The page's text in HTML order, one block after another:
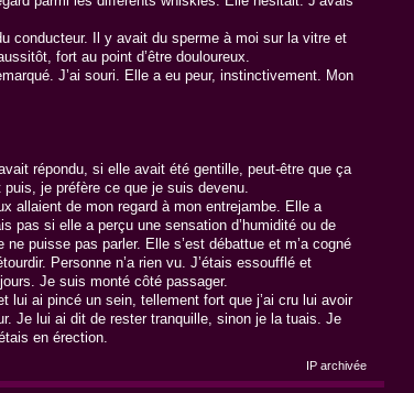
conducteur. Il y avait du sperme à moi sur la vitre et
fort au point d’être douloureux.
J’ai souri. Elle a eu peur, instinctivement. Mon
répondu, si elle avait été gentille, peut-être que ça
je préfère ce que je suis devenu.
allaient de mon regard à mon entrejambe. Elle a
pas si elle a perçu une sensation d’humidité ou de
puisse pas parler. Elle s’est débattue et m’a cogné
Personne n’a rien vu. J’étais essoufflé et
Je suis monté côté passager.
lui ai pincé un sein, tellement fort que j’ai cru lui avoir
Je lui ai dit de rester tranquille, sinon je la tuais. Je
en érection.
IP archivée